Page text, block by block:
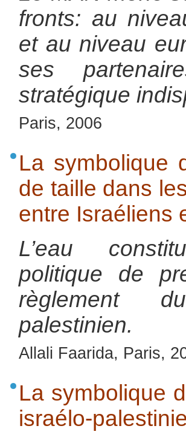
fronts: au
et au niveau
ses
stratégique
Paris, 2006
La symbolique
de taille dans
entre Israéliens
L’eau
politique de
règlement
palestinien.
Allali Faarida, Paris,
La symbolique
israélo-